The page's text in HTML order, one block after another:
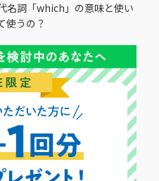
名詞「which」の意味と使い
使うの？